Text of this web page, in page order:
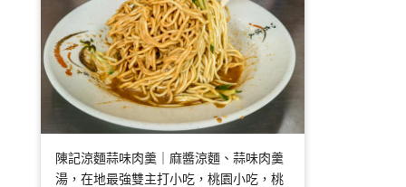
陳記涼麵蒜味肉羹｜麻醬涼麵、蒜味肉羹
湯，在地最強雙主打小吃，桃園小吃，桃